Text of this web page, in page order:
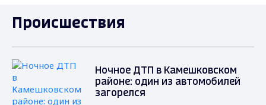
Происшествия
Ночное ДТП в Камешковском
районе: один из автомобилей
загорелся